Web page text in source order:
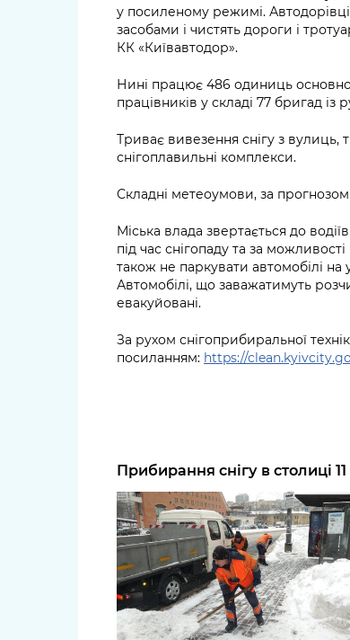
у посиленому режимі.
засобами і чистять дороги і
КК «Київавтодор».
Нині працює 486 одиниць основної
працівників у складі 77 бригад
Триває вивезення снігу з вулиць,
снігоплавильні комплекси.
Складні метеоумови, за
Міська влада звертається до
під час снігопаду та за
також не паркувати автомобілі на
Автомобілі, що заважатимуть
евакуйовані.
За рухом снігоприбиральної
посиланням: https://
Прибирання снігу в столиці